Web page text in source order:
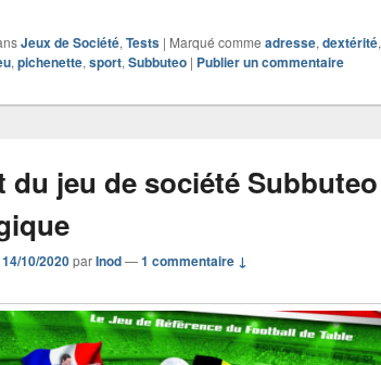
Jeux de Société, Tests | Marqué comme adresse, dextérité,
, pichenette, sport, Subbuteo | Publier un commentaire
du jeu de société
14/10/2020parInod—1 commentaire ↓